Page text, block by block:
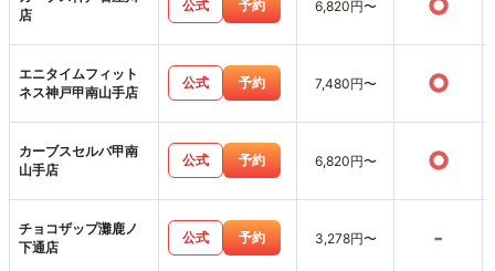
店
公式 予約 6,820円〜 ○
エニタイムフィット
ネス神戸甲南山手店
公式 予約 7,480円〜 ○
カーブスセルバ甲南
山手店
公式 予約 6,820円〜 ○
チョコザップ灘鹿ノ
下通店
公式 予約 3,278円〜 -